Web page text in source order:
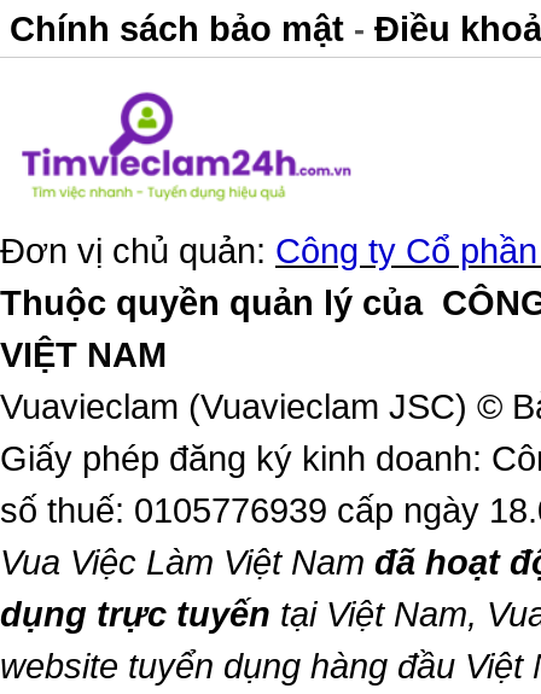
Chính sách bảo mật - Điều
Đơn vị chủ quản: Công ty Cổ
Thuộc quyền quản lý của
VIỆT NAM
Vuavieclam (Vuavieclam JSC) ©
Giấy phép đăng ký kinh doanh:
số thuế: 0105776939 cấp ngày
Vua Việc Làm Việt Nam đã hoạt
dụng trực tuyến tại Việt Nam,
website tuyển dụng hàng đầu